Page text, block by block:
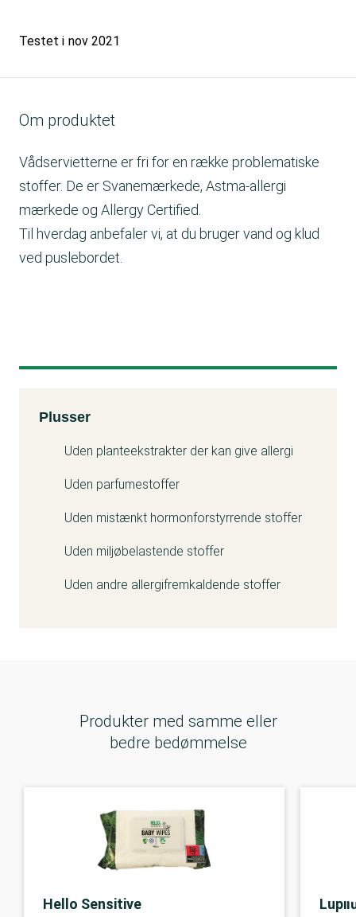
Testet i nov 2021
Om produktet
Vådservietterne er fri for en række problematiske
stoffer. De er Svanemærkede, Astma-allergi
mærkede og Allergy Certified.
Til hverdag anbefaler vi, at du bruger vand og klud
ved puslebordet.
Kemitest
Plusser
Uden planteekstrakter der kan give allergi
Uden parfumestoffer
Uden mistænkt hormonforstyrrende stoffer
Uden miljøbelastende stoffer
Uden andre allergifremkaldende stoffer
Produkter med samme eller
bedre bedømmelse
Hello Sensitive